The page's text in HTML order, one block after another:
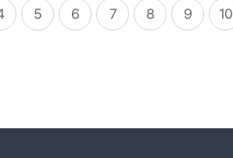
5 6 7 8 9 10